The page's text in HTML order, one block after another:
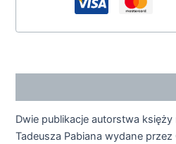
Dwie publikacje autorstwa księży
Tadeusza Pabiana wydane